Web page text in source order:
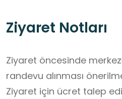
Ziyaret Notları
Ziyaret öncesinde
randevu alınması
Ziyaret için ücret talep